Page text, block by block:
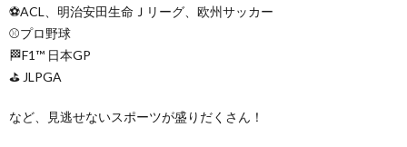
⚽️ACL、明治安田生命Ｊリーグ、欧州サッカー
⚾️プロ野球
🏁F1™️ 日本GP
⛳️ JLPGA
など、見逃せないスポーツが盛りだくさん！